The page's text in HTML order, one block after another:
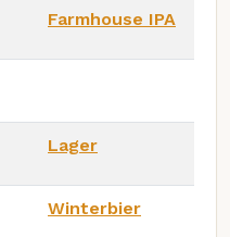
Farmhouse IPA
Lager
Winterbier